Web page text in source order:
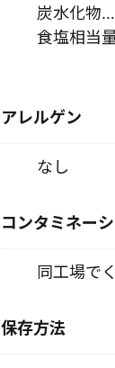
炭水化物
食塩相当
アレルゲン
なし
コンタミネー
同工場で
保存方法